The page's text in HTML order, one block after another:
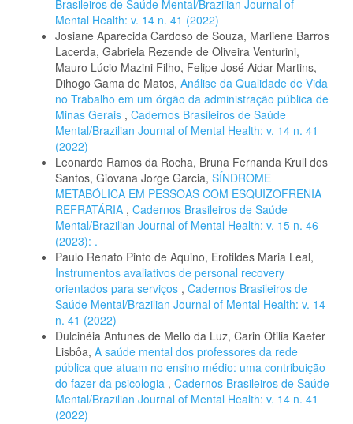
Brasileiros de Saúde Mental/Brazilian Journal of
Mental Health: v. 14 n. 41 (2022)
Josiane Aparecida Cardoso de Souza, Marliene Barros
Lacerda, Gabriela Rezende de Oliveira Venturini,
Mauro Lúcio Mazini Filho, Felipe José Aidar Martins,
Dihogo Gama de Matos, Análise da Qualidade de Vida
no Trabalho em um órgão da administração pública de
Minas Gerais , Cadernos Brasileiros de Saúde
Mental/Brazilian Journal of Mental Health: v. 14 n. 41
(2022)
Leonardo Ramos da Rocha, Bruna Fernanda Krull dos
Santos, Giovana Jorge Garcia, SÍNDROME
METABÓLICA EM PESSOAS COM ESQUIZOFRENIA
REFRATÁRIA , Cadernos Brasileiros de Saúde
Mental/Brazilian Journal of Mental Health: v. 15 n. 46
(2023): .
Paulo Renato Pinto de Aquino, Erotildes Maria Leal,
Instrumentos avaliativos de personal recovery
orientados para serviços , Cadernos Brasileiros de
Saúde Mental/Brazilian Journal of Mental Health: v. 14
n. 41 (2022)
Dulcinéia Antunes de Mello da Luz, Carin Otilia Kaefer
Lisbôa, A saúde mental dos professores da rede
pública que atuam no ensino médio: uma contribuição
do fazer da psicologia , Cadernos Brasileiros de Saúde
Mental/Brazilian Journal of Mental Health: v. 14 n. 41
(2022)